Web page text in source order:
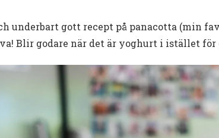
underbart gott recept på panacotta (min
Blir godare när det är yoghurt i istället